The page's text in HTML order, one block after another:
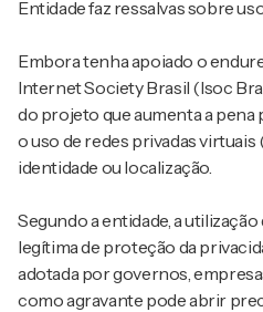
Entidade faz ressalvas sobre
Embora tenha apoiado o
Internet Society Brasil (Isoc
do projeto que aumenta a
o uso de redes privadas
identidade ou localização.
Segundo a entidade, a
legítima de proteção da
adotada por governos,
como agravante pode abrir